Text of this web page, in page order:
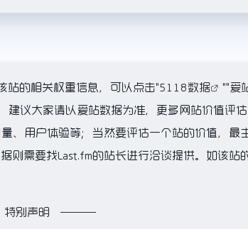
站的相关权重信息，可以点击"5118数据 ""爱
建议大家请以爱站数据为准，更多网站价值评
、用户体验等；当然要评估一个站的价值，最
则需要找Last.fm的站长进行洽谈提供。如该站
特别声明